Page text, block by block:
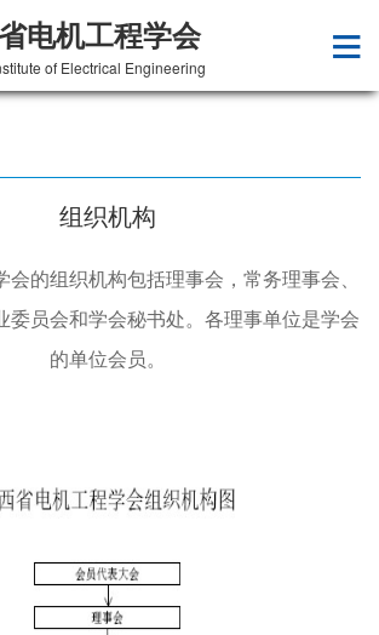
电机工程学会
of Electrical Engineering
组织机构
会的组织机构包括理事会，常务理事会、
委员会和学会秘书处。各理事单位是学会
的单位会员。